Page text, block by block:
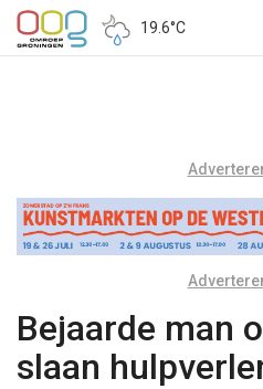
19.6°C
Bejaarde man
slaan